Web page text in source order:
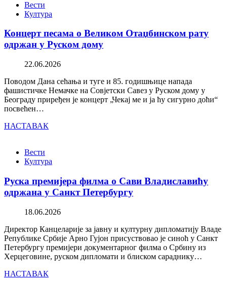
Вести
Култура
Концерт песама о Великом Отаџбинском рату
одржан у Руском дому
22.06.2026
Поводом Дана сећања и туге и 85. годишњице напада
фашистичке Немачке на Совјетски Савез у Руском дому у
Београду приређен је концерт „Чекај ме и ја ћу сигурно доћи“
посвећен…
НАСТАВАК
Вести
Култура
Руска премијера филма о Сави Владиславићу
одржана у Санкт Петербургу
18.06.2026
Директор Канцеларије за јавну и културну дипломатију Владе
Републике Србије Арно Гујон присуствовао је синоћ у Санкт
Петербургу премијери документарног филма о Србину из
Херцеговине, руском дипломати и блиском сараднику…
НАСТАВАК